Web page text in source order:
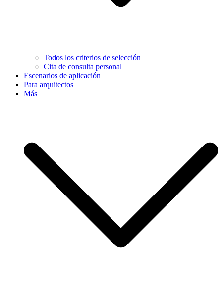
Todos los criterios de selección
Cita de consulta personal
Escenarios de aplicación
Para arquitectos
Más